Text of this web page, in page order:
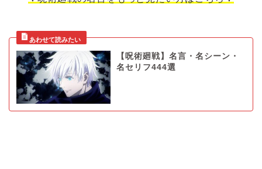
【呪術廻戦】名言・名シーン・
名セリフ444選